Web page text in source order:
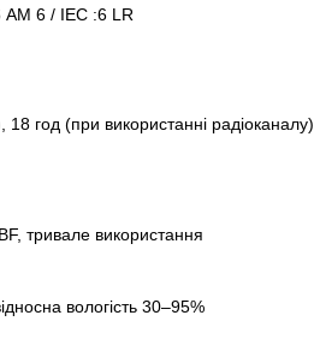
AM 6 / IEC :6 LR
год (при використанні радіоканалу)
тривале використання
вологість 30–95%